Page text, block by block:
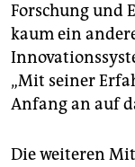
Forschung und
kaum ein
„Mit seiner
Anfang an auf
Die weiteren